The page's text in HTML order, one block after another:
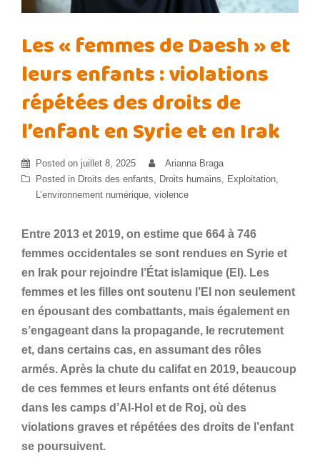
Les « femmes de Daesh » et
leurs enfants : violations
répétées des droits de
l’enfant en Syrie et en Irak
Posted on juillet 8, 2025
Arianna Braga
Posted in Droits des enfants, Droits humains, Exploitation,
L’environnement numérique, violence
Entre 2013 et 2019, on estime que 664 à 746
femmes occidentales se sont rendues en Syrie et
en Irak pour rejoindre l’État islamique (EI). Les
femmes et les filles ont soutenu l’EI non seulement
en épousant des combattants, mais également en
s’engageant dans la propagande, le recrutement
et, dans certains cas, en assumant des rôles
armés. Après la chute du califat en 2019, beaucoup
de ces femmes et leurs enfants ont été détenus
dans les camps d’Al-Hol et de Roj, où des
violations graves et répétées des droits de l’enfant
se poursuivent.